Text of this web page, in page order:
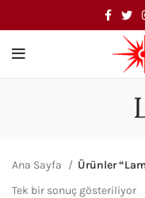
Ana Sayfa
Ürünler
Tek bir sonuç gösteriliyor